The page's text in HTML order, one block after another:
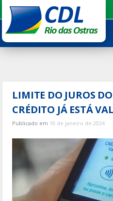
para
conteúdo
LIMITE DO JUROS
CRÉDITO JÁ ESTÁ
Publicado em 10 de janeiro de 2024